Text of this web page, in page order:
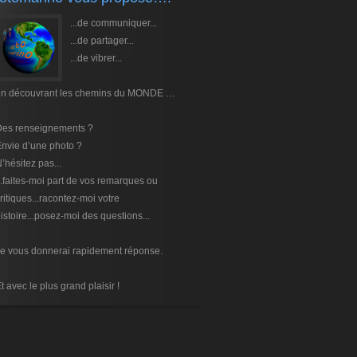
...de communiquer...
...de partager...
...de vibrer...
découvrant les chemins du MONDE …
renseignements ?
d’une photo ?
pas...
...faites-moi part de vos remarques ou
moi votre
moi des questions...
vous donnerai rapidement réponse.
avec le plus grand plaisir !